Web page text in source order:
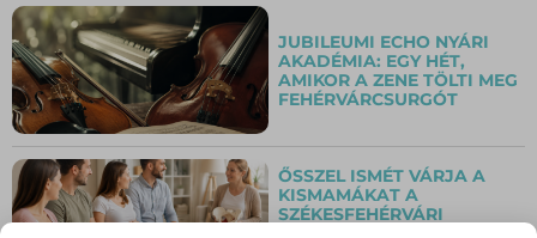
JUBILEUMI ECHO NYÁRI
AKADÉMIA: EGY HÉT,
AMIKOR A ZENE TÖLTI MEG
FEHÉRVÁRCSURGÓT
ŐSSZEL ISMÉT VÁRJA A
KISMAMÁKAT A
SZÉKESFEHÉRVÁRI